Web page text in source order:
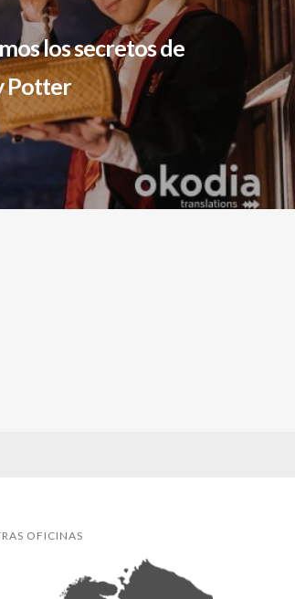
los secretos de
Potter
OFICINAS